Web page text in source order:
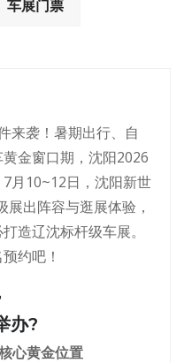
车展门票
来袭！暑期出行、自
金窗口期，沈阳2026
月10~12日，沈阳新世
出阵容与逛展体验，
造辽沈标杆级车展。
约吧！
办?
心黄金位置